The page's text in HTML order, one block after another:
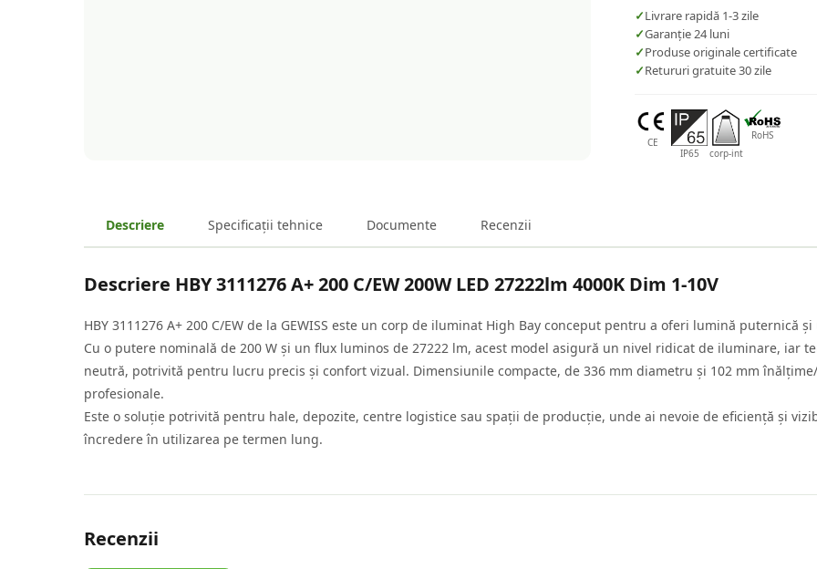
✓Livrare rapidă 1-3 zile
✓Garanție 24 luni
✓Produse originale certificate
✓Retururi gratuite 30 zile
CE
IP65
corp-int
RoHS
Descriere Specificații tehnice Documente Recenzii
Descriere HBY 3111276 A+ 200 C/EW 200W LED 27222lm 4000K Dim 1-10V
HBY 3111276 A+ 200 C/EW de la GEWISS este un corp de iluminat High Bay conceput pentru a oferi lumină
Cu o putere nominală de 200 W și un flux luminos de 27222 lm, acest model asigură un nivel ridicat de iluminare, iar
neutră, potrivită pentru lucru precis și confort vizual. Dimensiunile compacte, de 336 mm diametru și 102 mm
profesionale.
Este o soluție potrivită pentru hale, depozite, centre logistice sau spații de producție, unde ai nevoie de eficiență și
încredere în utilizarea pe termen lung.
Recenzii